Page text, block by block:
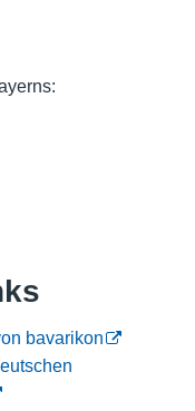
bavarikon